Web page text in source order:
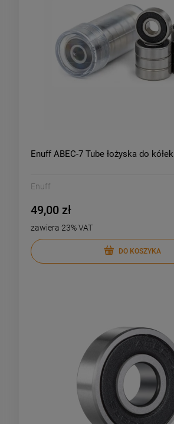
Enuff ABEC-7 Tube łożyska do kółek
Enuff
49,00 zł
zawiera 23% VAT
DO KOSZYKA